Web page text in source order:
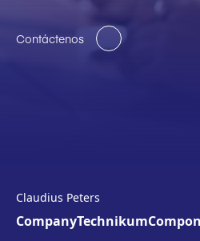
Contáctenos
Claudius Peters
CompanyTechnikum